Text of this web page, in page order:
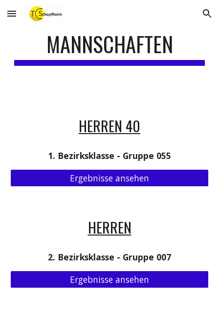
Skip to main content Skip to navigation
MANNSCHAFTEN
HERREN 40
1. Bezirksklasse - Gruppe 055
Ergebnisse ansehen
HERREN
2. Bezirksklasse - Gruppe 007
Ergebnisse ansehen